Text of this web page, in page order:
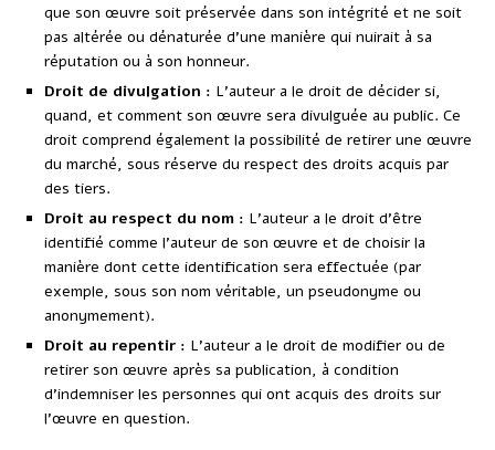
que son œuvre soit préservée dans son intégrité et ne soit
pas altérée ou dénaturée d’une manière qui nuirait à sa
réputation ou à son honneur.
Droit de divulgation : L’auteur a le droit de décider si,
quand, et comment son œuvre sera divulguée au public. Ce
droit comprend également la possibilité de retirer une œuvre
du marché, sous réserve du respect des droits acquis par
des tiers.
Droit au respect du nom : L’auteur a le droit d’être
identifié comme l’auteur de son œuvre et de choisir la
manière dont cette identification sera effectuée (par
exemple, sous son nom véritable, un pseudonyme ou
anonymement).
Droit au repentir : L’auteur a le droit de modifier ou de
retirer son œuvre après sa publication, à condition
d’indemniser les personnes qui ont acquis des droits sur
l’œuvre en question.